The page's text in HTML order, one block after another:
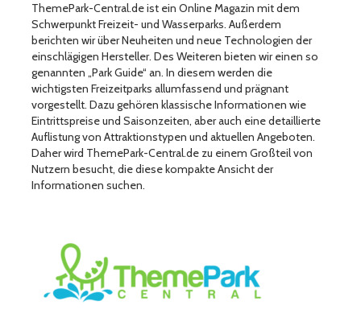
ThemePark-Central.de ist ein Online Magazin mit dem
Schwerpunkt Freizeit- und Wasserparks. Außerdem
berichten wir über Neuheiten und neue Technologien der
einschlägigen Hersteller. Des Weiteren bieten wir einen so
genannten „Park Guide“ an. In diesem werden die
wichtigsten Freizeitparks allumfassend und prägnant
vorgestellt. Dazu gehören klassische Informationen wie
Eintrittspreise und Saisonzeiten, aber auch eine detaillierte
Auflistung von Attraktionstypen und aktuellen Angeboten.
Daher wird ThemePark-Central.de zu einem Großteil von
Nutzern besucht, die diese kompakte Ansicht der
Informationen suchen.